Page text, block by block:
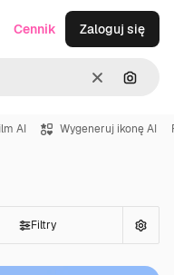
WyczyśćSzukaj
Cennik Zaloguj się
AI Wygeneruj ikonę AI
Filtry